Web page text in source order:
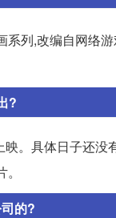
系列,改编自网络
?
。具体日子还
的?